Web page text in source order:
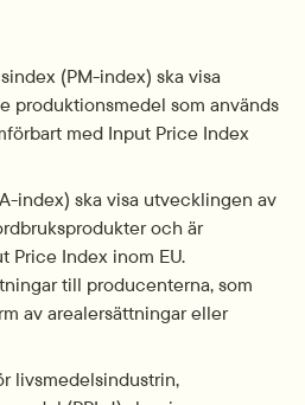
(PM-index) ska visa
produktionsmedel som används
med Input Price Index
index) ska visa utvecklingen av
och är
Price Index inom EU.
till producenterna, som
av arealersättningar eller
livsmedelsindustrin,